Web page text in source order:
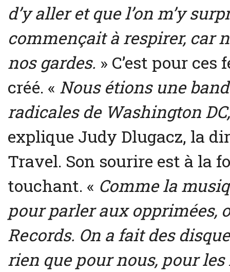
d’y aller et que l’on m’y
commençait à respirer, car
nos gardes. » C’est pour
créé. « Nous étions une
radicales de Washington
explique Judy Dlugacz, la
Travel. Son sourire est à la
touchant. « Comme la
pour parler aux opprimées,
Records. On a fait des
rien que pour nous, pour